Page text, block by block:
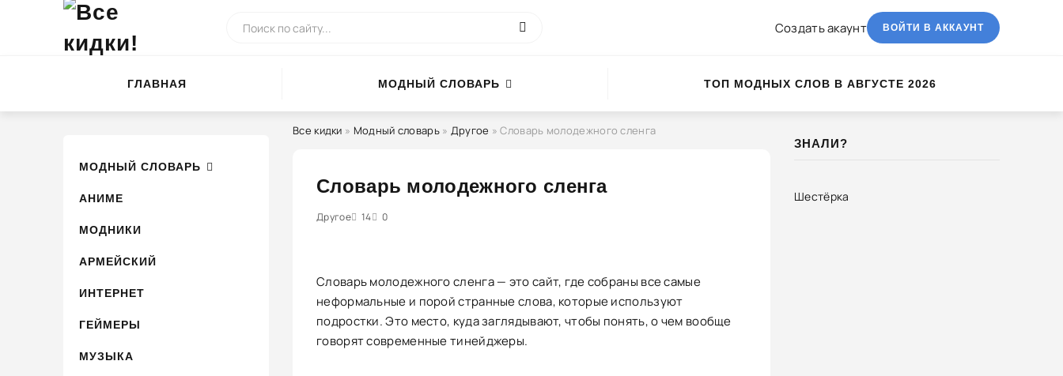
Создать акаунт ВОЙТИ В АККАУНТ
ГЛАВНАЯ МОДНЫЙ СЛОВАРЬ ТОП МОДНЫХ СЛОВ В АВГУСТЕ 2026
МОДНЫЙ СЛОВАРЬ
АНИМЕ
МОДНИКИ
АРМЕЙСКИЙ
ИНТЕРНЕТ
ГЕЙМЕРЫ
МУЗЫКА
Все кидки » Модный словарь» Другое » Словарь молодежного сленга
Словарь молодежного сленга
Другое 14 0
2 3 4 5
Словарь молодежного сленга — это сайт, где собраны все самые
неформальные и порой странные слова, которые используют
подростки. Это место, куда заглядывают, чтобы понять, о чем вообще
говорят современные тинейджеры.
ЗНАЛИ?
Шестёрка